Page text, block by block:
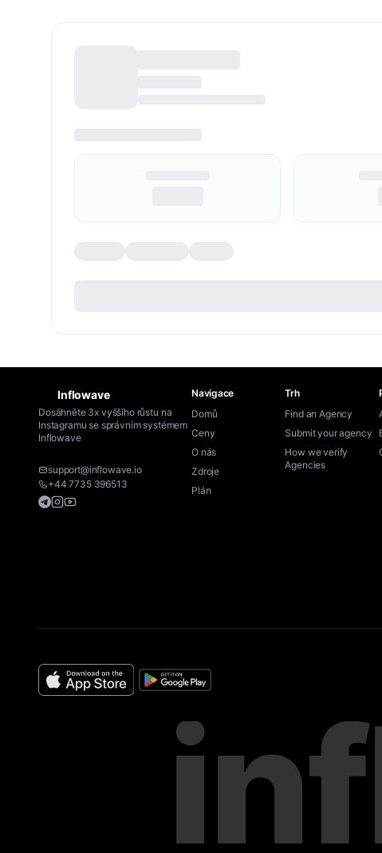
Inflowave
Dosáhněte 3x vyššího růstu na
Instagramu se správním systémem
Inflowave
support@inflowave.io
+44 7735 396513
Telegram
Instagram
YouTube
Navigace
Domů
Ceny
O nás
Zdroje
Plán
Trh
Find an Agency
Submit your agency
How we verify
Agencies